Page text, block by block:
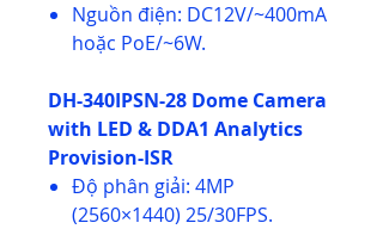
Nguồn điện: DC12V/~400mA
hoặc PoE/~6W.
DH-340IPSN-28 Dome Camera
with LED & DDA1 Analytics
Provision-ISR
Độ phân giải: 4MP
(2560×1440) 25/30FPS.